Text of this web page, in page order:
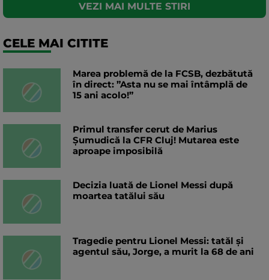
VEZI MAI MULTE STIRI
CELE MAI CITITE
Marea problemă de la FCSB, dezbătută
în direct: ”Asta nu se mai întâmplă de
15 ani acolo!”
Primul transfer cerut de Marius
Șumudică la CFR Cluj! Mutarea este
aproape imposibilă
Decizia luată de Lionel Messi după
moartea tatălui său
Tragedie pentru Lionel Messi: tatăl și
agentul său, Jorge, a murit la 68 de ani